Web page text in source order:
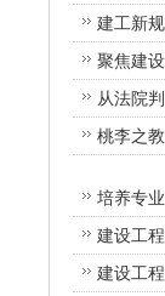
聚焦建
从法院
培养专
建设工
建设工